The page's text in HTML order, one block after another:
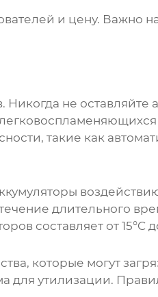
и цену. Важно
не оставляйте
такие как
длительного
составляет от 15°C
которые могут
для утилизации.